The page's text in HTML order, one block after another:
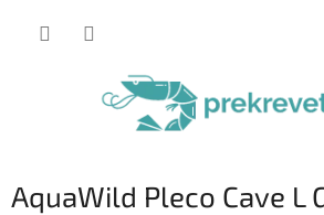
AquaWild Pleco Cave L